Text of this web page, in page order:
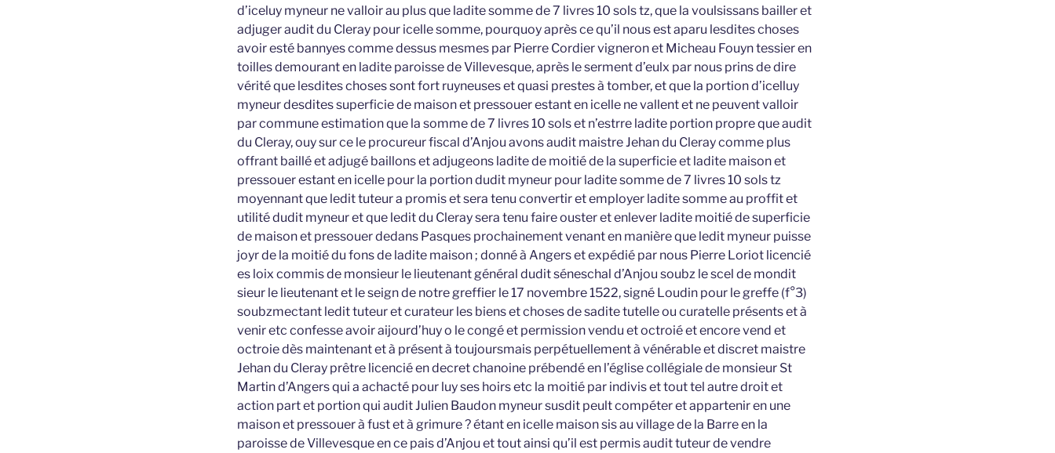
d’iceluy myneur ne valloir au plus que ladite somme de 7 livres 10 sols tz, que la voulsissans bailler et
adjuger audit du Cleray pour icelle somme, pourquoy après ce qu’il nous est aparu lesdites choses
avoir esté bannyes comme dessus mesmes par Pierre Cordier vigneron et Micheau Fouyn tessier en
toilles demourant en ladite paroisse de Villevesque, après le serment d’eulx par nous prins de dire
vérité que lesdites choses sont fort ruyneuses et quasi prestes à tomber, et que la portion d’icelluy
myneur desdites superficie de maison et pressouer estant en icelle ne vallent et ne peuvent valloir
par commune estimation que la somme de 7 livres 10 sols et n’estrre ladite portion propre que audit
du Cleray, ouy sur ce le procureur fiscal d’Anjou avons audit maistre Jehan du Cleray comme plus
offrant baillé et adjugé baillons et adjugeons ladite de moitié de la superficie et ladite maison et
pressouer estant en icelle pour la portion dudit myneur pour ladite somme de 7 livres 10 sols tz
moyennant que ledit tuteur a promis et sera tenu convertir et employer ladite somme au proffit et
utilité dudit myneur et que ledit du Cleray sera tenu faire ouster et enlever ladite moitié de superficie
de maison et pressouer dedans Pasques prochainement venant en manière que ledit myneur puisse
joyr de la moitié du fons de ladite maison ; donné à Angers et expédié par nous Pierre Loriot licencié
es loix commis de monsieur le lieutenant général dudit séneschal d’Anjou soubz le scel de mondit
sieur le lieutenant et le seign de notre greffier le 17 novembre 1522, signé Loudin pour le greffe (f°3)
soubzmectant ledit tuteur et curateur les biens et choses de sadite tutelle ou curatelle présents et à
venir etc confesse avoir aijourd’huy o le congé et permission vendu et octroié et encore vend et
octroie dès maintenant et à présent à toujoursmais perpétuellement à vénérable et discret maistre
Jehan du Cleray prêtre licencié en decret chanoine prébendé en l’église collégiale de monsieur St
Martin d’Angers qui a achacté pour luy ses hoirs etc la moitié par indivis et tout tel autre droit et
action part et portion qui audit Julien Baudon myneur susdit peult compéter et appartenir en une
maison et pressouer à fust et à grimure ? étant en icelle maison sis au village de la Barre en la
paroisse de Villevesque en ce pais d’Anjou et tout ainsi qu’il est permis audit tuteur de vendre